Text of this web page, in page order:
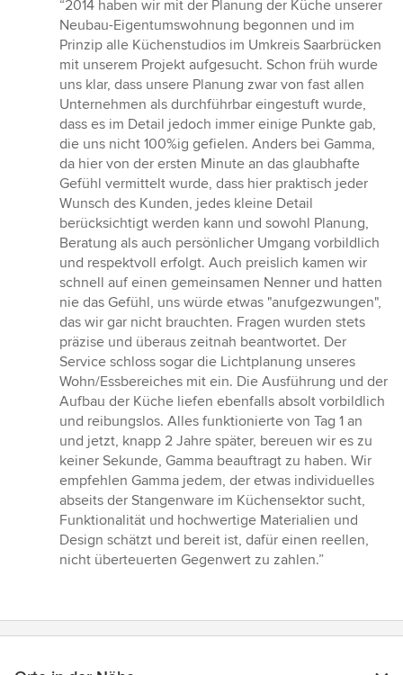
5
von
5
Sternen
“2014 haben wir mit der Planung der Küche unserer
Neubau-Eigentumswohnung begonnen und im
Prinzip alle Küchenstudios im Umkreis Saarbrücken
mit unserem Projekt aufgesucht. Schon früh wurde
uns klar, dass unsere Planung zwar von fast allen
Unternehmen als durchführbar eingestuft wurde,
dass es im Detail jedoch immer einige Punkte gab,
die uns nicht 100%ig gefielen. Anders bei Gamma,
da hier von der ersten Minute an das glaubhafte
Gefühl vermittelt wurde, dass hier praktisch jeder
Wunsch des Kunden, jedes kleine Detail
berücksichtigt werden kann und sowohl Planung,
Beratung als auch persönlicher Umgang vorbildlich
und respektvoll erfolgt. Auch preislich kamen wir
schnell auf einen gemeinsamen Nenner und hatten
nie das Gefühl, uns würde etwas "anufgezwungen",
das wir gar nicht brauchten. Fragen wurden stets
präzise und überaus zeitnah beantwortet. Der
Service schloss sogar die Lichtplanung unseres
Wohn/Essbereiches mit ein. Die Ausführung und der
Aufbau der Küche liefen ebenfalls absolt vorbildlich
und reibungslos. Alles funktionierte von Tag 1 an
und jetzt, knapp 2 Jahre später, bereuen wir es zu
keiner Sekunde, Gamma beauftragt zu haben. Wir
empfehlen Gamma jedem, der etwas individuelles
abseits der Stangenware im Küchensektor sucht,
Funktionalität und hochwertige Materialien und
Design schätzt und bereit ist, dafür einen reellen,
nicht überteuerten Gegenwert zu zahlen.”